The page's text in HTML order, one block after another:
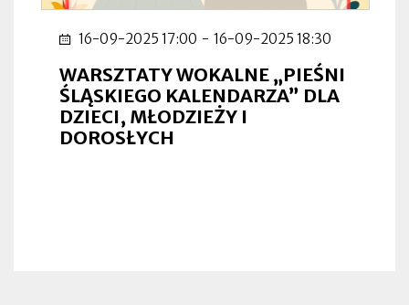
16-09-2025 17:00 - 16-09-2025 18:30
WARSZTATY WOKALNE „PIEŚNI
ŚLĄSKIEGO KALENDARZA” DLA
DZIECI, MŁODZIEŻY I
DOROSŁYCH